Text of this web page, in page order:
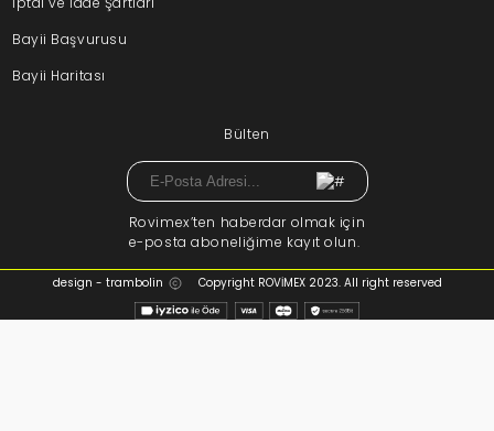
Bayii Başvurusu
Bayii Haritası
Bülten
Rovimex’ten haberdar olmak için
e-posta aboneliğime kayıt olun.
design - trambolin Copyright ROVİMEX 2023. All right reserved